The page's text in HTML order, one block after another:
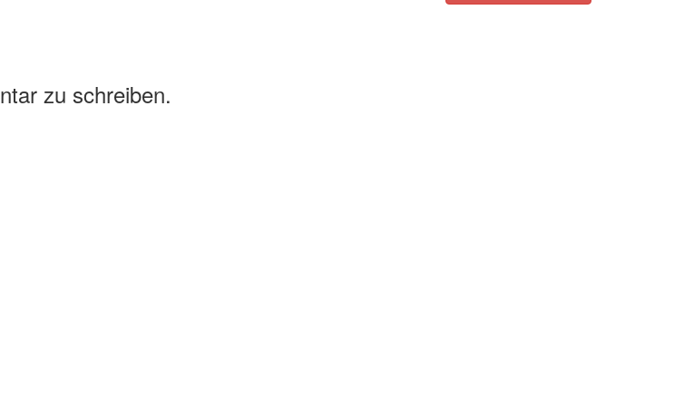
zu schreiben.